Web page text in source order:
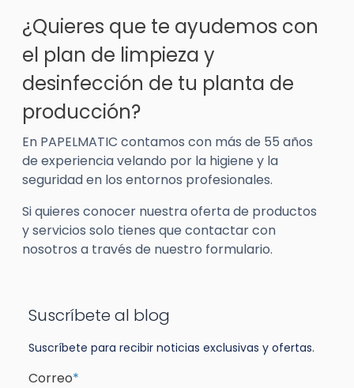
¿Quieres que te ayudemos con
el plan de limpieza y
desinfección de tu planta de
producción?
En PAPELMATIC contamos con más de 55 años
de experiencia velando por la higiene y la
seguridad en los entornos profesionales.
Si quieres conocer nuestra oferta de productos
y servicios solo tienes que contactar con
nosotros a través de nuestro formulario.
Suscríbete al blog
Suscríbete para recibir noticias exclusivas y ofertas.
Correo*